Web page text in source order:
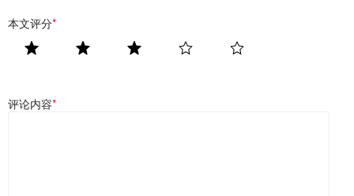
本文评分*
评论内容*